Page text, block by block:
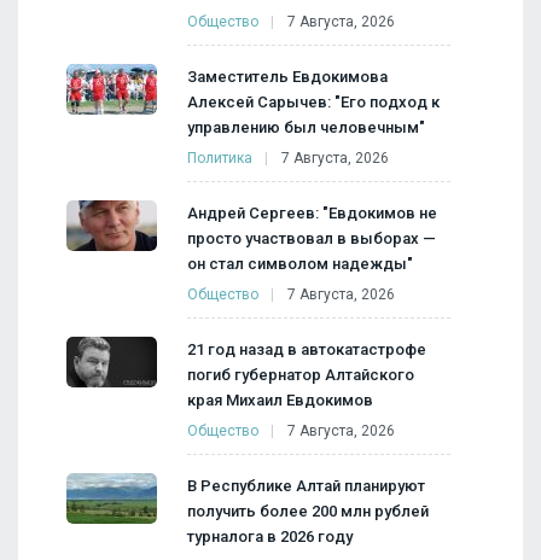
Общество 7 Августа, 2026
Заместитель Евдокимова
Алексей Сарычев: "Его подход к
управлению был человечным"
Политика 7 Августа, 2026
Андрей Сергеев: "Евдокимов не
просто участвовал в выборах —
он стал символом надежды"
Общество 7 Августа, 2026
21 год назад в автокатастрофе
погиб губернатор Алтайского
края Михаил Евдокимов
Общество 7 Августа, 2026
В Республике Алтай планируют
получить более 200 млн рублей
турналога в 2026 году